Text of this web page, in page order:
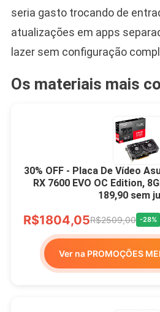
seria gasto trocando de
atualizações em apps
lazer sem configuração
Os materiais mais
30% OFF - Placa De Vídeo
RX 7600 EVO OC Edition,
189,90 sem
R$1804,05R$2509,00 -28%
Ver na PROMOÇÕES